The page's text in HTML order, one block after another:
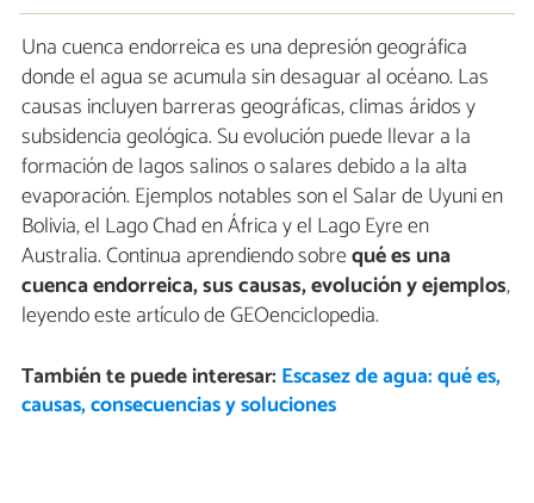
Una cuenca endorreica es una depresión geográfica
donde el agua se acumula sin desaguar al océano. Las
causas incluyen barreras geográficas, climas áridos y
subsidencia geológica. Su evolución puede llevar a la
formación de lagos salinos o salares debido a la alta
evaporación. Ejemplos notables son el Salar de Uyuni en
Bolivia, el Lago Chad en África y el Lago Eyre en
Australia. Continua aprendiendo sobrequé es una
cuenca endorreica, sus causas, evolución y ejemplos,
leyendo este artículo de GEOenciclopedia.
También te puede interesar: Escasez de agua: qué es,
causas, consecuencias y soluciones